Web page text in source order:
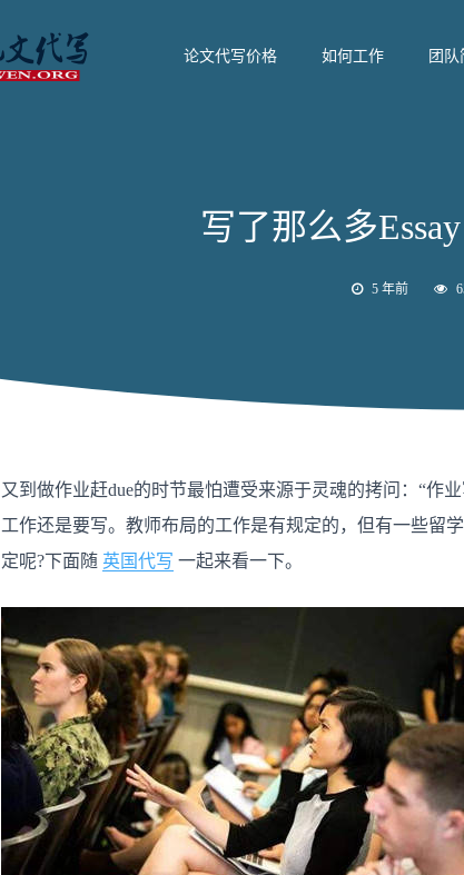
论文代写价格 如何工作 团
写了那么多
5 年前
又到做作业赶due的时节最怕遭受来源于灵魂的拷问：“作
工作还是要写。教师布局的工作是有规定的，但有一些留
定呢?下面随 英国代写 一起来看一下。